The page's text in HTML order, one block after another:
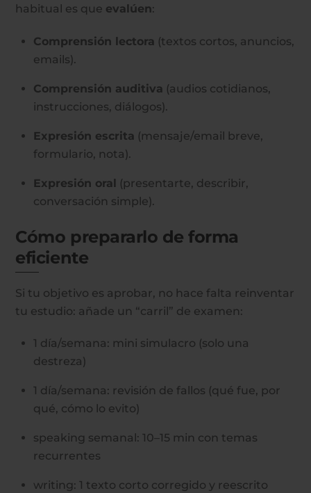
habitual es que evalúen:
Comprensión lectora (textos cortos, anuncios,
emails).
Comprensión auditiva (audios cotidianos,
instrucciones, diálogos).
Expresión escrita (mensaje/email breve,
formulario, nota).
Expresión oral (presentarte, describir,
conversación simple).
Cómo prepararlo de forma
eficiente
Si tu objetivo es aprobar, no hace falta reinventar
tu estudio: añade un “carril” de examen:
1 día/semana: mini simulacro (solo una
destreza)
1 día/semana: revisión de fallos (qué fue, por
qué, cómo lo evito)
speaking semanal: 10–15 min con temas
recurrentes
writing: 1 texto corto corregido y reescrito